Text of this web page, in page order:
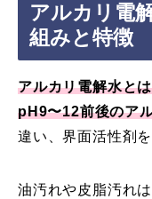
アルカリ電
組みと特徴
アルカリ電解水と
pH9〜12前後のア
違い、界面活性剤
油汚れや皮脂汚れ